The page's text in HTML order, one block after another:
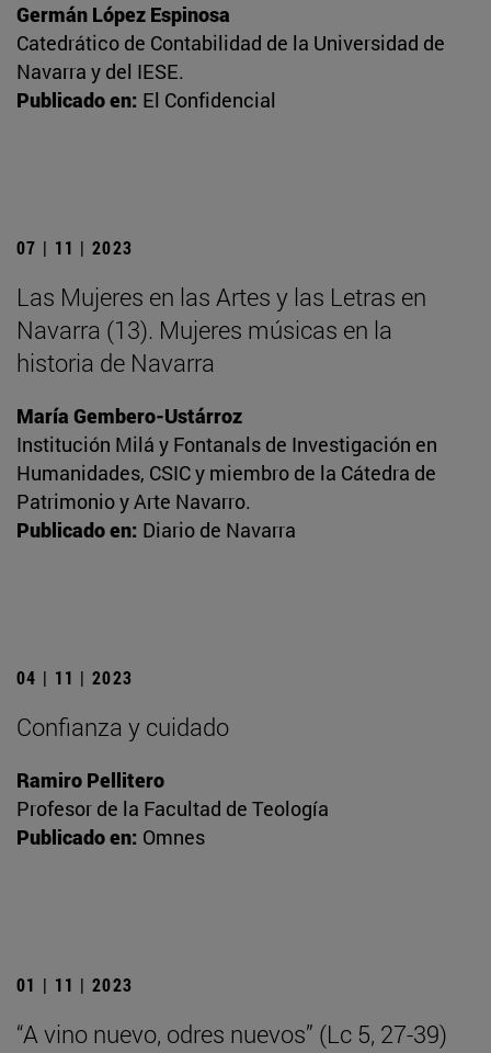
Germán López Espinosa
Catedrático de Contabilidad de la Universidad de
Navarra y del IESE.
Publicado en: El Confidencial
07 | 11 | 2023
Las Mujeres en las Artes y las Letras en
Navarra (13). Mujeres músicas en la
historia de Navarra
María Gembero-Ustárroz
Institución Milá y Fontanals de Investigación en
Humanidades, CSIC y miembro de la Cátedra de
Patrimonio y Arte Navarro.
Publicado en: Diario de Navarra
04 | 11 | 2023
Confianza y cuidado
Ramiro Pellitero
Profesor de la Facultad de Teología
Publicado en: Omnes
01 | 11 | 2023
“A vino nuevo, odres nuevos” (Lc 5, 27-39)